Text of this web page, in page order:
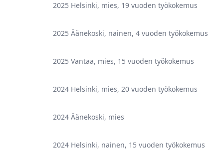
2025 Helsinki, mies, 19 vuoden työkokemus
2025 Äänekoski, nainen, 4 vuoden työkokemus
2025 Vantaa, mies, 15 vuoden työkokemus
2024 Helsinki, mies, 20 vuoden työkokemus
2024 Äänekoski, mies
2024 Helsinki, nainen, 15 vuoden työkokemus